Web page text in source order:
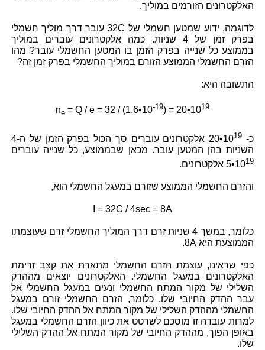
האלקטרונים הזורמים במוליך.
לדוגמה, ידוע שמטען חשמלי של 32C עובר דרך מוליך חשמלי
בפרק זמן של 4 שניות. כמה אלקטרונים עוברים במוליך
בממוצע כל שנייה בפרק הזמן בו המטען החשמלי עובר? מהו
הזרם החשמלי הממוצע הזורם במוליך החשמלי בפרק זמן זה?
התשובה היא:
ne = Q / e = 32 / (1.6•10-19) = 20•1019
כ- 20•1019
אלקטרונים עוברים סך הכול בפרק הזמן של ה-4
השניות בהן המטען עובר. מכאן שבממוצע, כל שנייה עוברים
5•1019 אלקטרונים.
והזרם החשמלי הממוצע שזורם במעגל החשמלי הוא,
I = 32C / 4sec = 8A
כלומר, במשך 4 שניות זרם דרך המוליך החשמלי זרם שעוצמתו
הממוצעת היא 8A
.
כפי שראינו, עוצמת הזרם החשמלי מתארת את קצב זרימת
האלקטרונים במעגל החשמלי. האלקטרונים יוצאים מההדק
השלילי של מקור המתח החשמלי ונעים במעגל החשמלי אל
עבר ההדק החיובי שלו. כלומר, הזרם החשמלי זורם במעגל
החשמלי מההדק השלילי של מקור המתח אל ההדק החיובי שלו.
למרות עובדה זו מוסכם לשרטט את כיוון הזרם החשמלי במעגל
באופן הפוך, מההדק החיובי של מקור המתח אל ההדק השלילי
שלו.